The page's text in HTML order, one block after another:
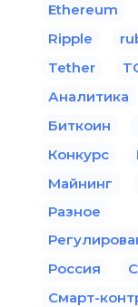
Ethereum
Ripple
Tether
Аналитика
Биткоин
Конкурс
Майнинг
Разное
Россия
Смарт-